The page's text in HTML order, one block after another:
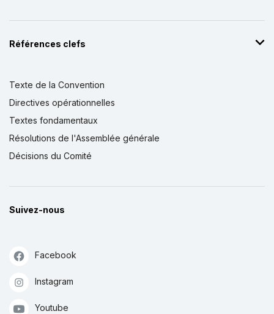
Références clefs
Texte de la Convention
Directives opérationnelles
Textes fondamentaux
Résolutions de l'Assemblée générale
Décisions du Comité
Suivez-nous
Facebook
Instagram
Youtube